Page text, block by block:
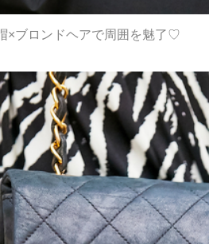
×ブロンドヘアで周囲を魅了♡